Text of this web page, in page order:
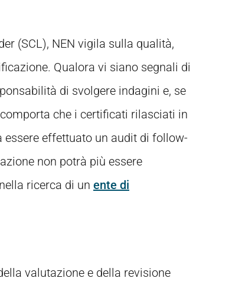
(SCL), NEN vigila sulla qualità,
Qualora vi siano segnali di
di svolgere indagini e, se
che i certificati rilasciati in
effettuato un audit di follow-
non potrà più essere
ricerca di un ente di
valutazione e della revisione